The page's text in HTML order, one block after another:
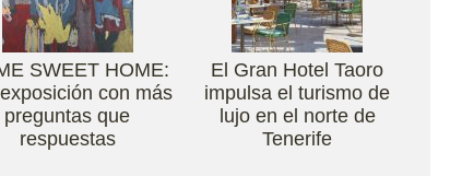
SWEET HOME:
con más
preguntas que
respuestas
El Gran Hotel Taoro
impulsa el turismo de
lujo en el norte de
Tenerife